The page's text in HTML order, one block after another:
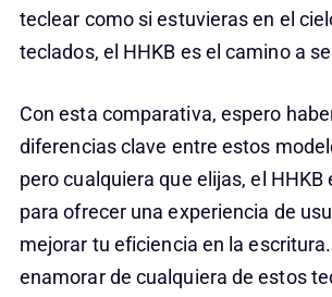
teclear como si estuvieras en el
teclados, el HHKB es el camino a
Con esta comparativa, espero
diferencias clave entre estos
pero cualquiera que elijas, el HHKB
para ofrecer una experiencia de
mejorar tu eficiencia en la
enamorar de cualquiera de estos